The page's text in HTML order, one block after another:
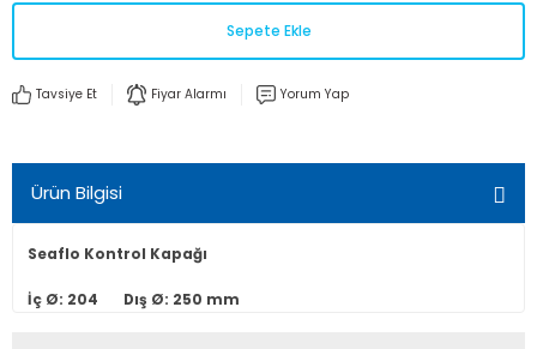
Sepete Ekle
Tavsiye Et Fiyar Alarmı Yorum Yap
Ürün Bilgisi
Seaflo Kontrol Kapağı
İç Ø: 204 Dış Ø: 250 mm